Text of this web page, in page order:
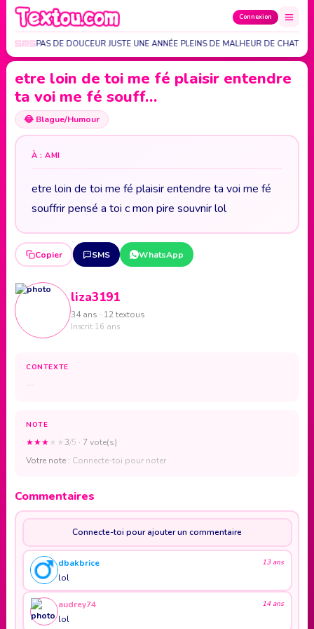
Connexion
PAS DE DOUCEUR JUSTE UNE ANNÉE PLEINS DE MALHEUR DE
etre loin de toi me fé plaisir entendre
ta voi me fé souff…
😂 Blague/Humour
À : AMI
etre loin de toi me fé plaisir entendre ta voi me fé
souffrir pensé a toi c mon pire souvnir lol
Copier SMS WhatsApp
liza3191
34 ans · 12 textous
Inscrit 16 ans
CONTEXTE
—
NOTE
★★★★ ★3/5 · 7 vote(s)
Votre note : Connecte-toi pour noter
Commentaires
Connecte-toi pour ajouter un commentaire
dbakbrice 13 ans
lol
audrey74 14 ans
lol